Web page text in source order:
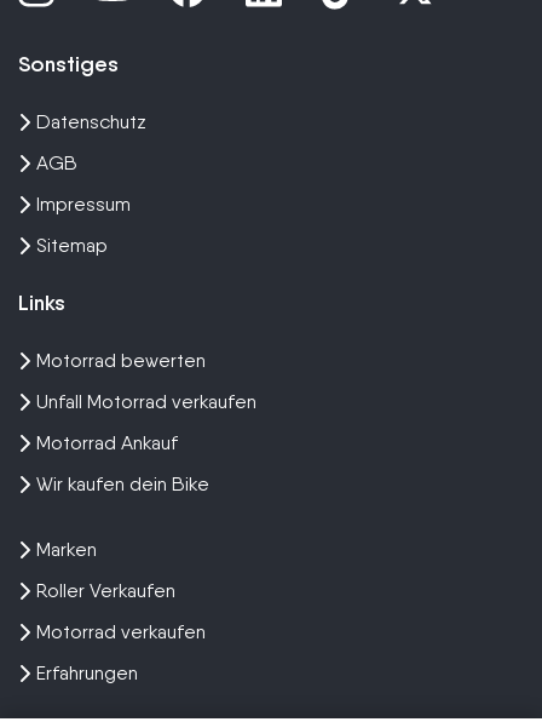
Sonstiges
Datenschutz
AGB
Impressum
Sitemap
Links
Motorrad bewerten
Unfall Motorrad verkaufen
Motorrad Ankauf
Wir kaufen dein Bike
Marken
Roller Verkaufen
Motorrad verkaufen
Erfahrungen